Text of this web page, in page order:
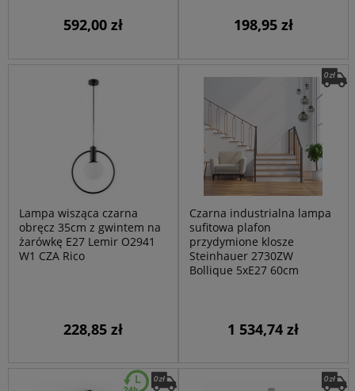
592,00 zł 198,95 zł
Lampa wisząca czarna
obręcz 35cm z gwintem na
żarówkę E27 Lemir O2941
W1 CZA Rico
228,85 zł
Czarna industrialna lampa
sufitowa plafon
przydymione klosze
Steinhauer 2730ZW
Bollique 5xE27 60cm
1 534,74 zł